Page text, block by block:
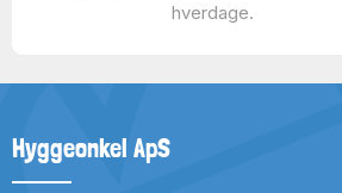
hverdage.
Hyggeonkel ApS